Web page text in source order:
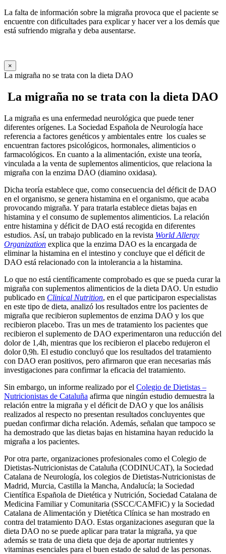
La falta de información sobre la migraña provoca que el paciente se
encuentre con dificultades para explicar y hacer ver a los demás que
está sufriendo migraña y deba ausentarse.
×
La migraña no se trata con la dieta DAO
La migraña no se trata con la dieta DAO
La migraña es una enfermedad neurológica que puede tener
diferentes orígenes. La Sociedad Española de Neurología hace
referencia a factores genéticos y ambientales entre los cuales se
encuentran factores psicológicos, hormonales, alimenticios o
farmacológicos. En cuanto a la alimentación, existe una teoría,
vinculada a la venta de suplementos alimenticios, que relaciona la
migraña con la enzima DAO (diamino oxidasa).
Dicha teoría establece que, como consecuencia del déficit de DAO
en el organismo, se genera histamina en el organismo, que acaba
provocando migraña. Y para tratarla establece dietas bajas en
histamina y el consumo de suplementos alimenticios. La relación
entre histamina y déficit de DAO está recogida en diferentes
estudios. Así, un trabajo publicado en la revista World Allergy
Organization explica que la enzima DAO es la encargada de
eliminar la histamina en el intestino y concluye que el déficit de
DAO está relacionado con la intolerancia a la histamina.
Lo que no está científicamente comprobado es que se pueda curar la
migraña con suplementos alimenticios de la dieta DAO. Un estudio
publicado en Clinical Nutrition, en el que participaron especialistas
en este tipo de dieta, analizó los resultados entre los pacientes de
migraña que recibieron suplementos de enzima DAO y los que
recibieron placebo. Tras un mes de tratamiento los pacientes que
recibieron el suplemento de DAO experimentaron una reducción del
dolor de 1,4h, mientras que los recibieron el placebo redujeron el
dolor 0,9h. El estudio concluyó que los resultados del tratamiento
con DAO eran positivos, pero afirmaron que eran necesarias más
investigaciones para confirmar la eficacia del tratamiento.
Sin embargo, un informe realizado por el Colegio de Dietistas –
Nutricionistas de Cataluña afirma que ningún estudio demuestra la
relación entre la migraña y el déficit de DAO y que los análisis
realizados al respecto no presentan resultados concluyentes que
puedan confirmar dicha relación. Además, señalan que tampoco se
ha demostrado que las dietas bajas en histamina hayan reducido la
migraña a los pacientes.
Por otra parte, organizaciones profesionales como el Colegio de
Dietistas-Nutricionistas de Cataluña (CODINUCAT), la Sociedad
Catalana de Neurología, los colegios de Dietistas-Nutricionistas de
Madrid, Murcia, Castilla la Mancha, Andalucía; la Sociedad
Científica Española de Dietética y Nutrición, Sociedad Catalana de
Medicina Familiar y Comunitaria (SSCC/CAMFiC) y la Sociedad
Catalana de Alimentación y Dietética Clínica se han mostrado en
contra del tratamiento DAO. Estas organizaciones aseguran que la
dieta DAO no se puede aplicar para tratar la migraña, ya que
además se trata de una dieta que deja de aportar nutrientes y
vitaminas esenciales para el buen estado de salud de las personas.